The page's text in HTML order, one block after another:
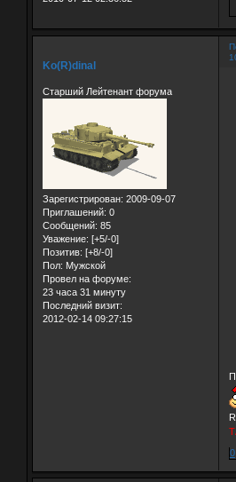
Ko(R)dinal
Старший Лейтенант форума
Зарегистрирован: 2009-09-07
Приглашений: 0
Сообщений: 85
Уважение: [+5/-0]
Позитив: [+8/-0]
Пол: Мужской
Провел на форуме:
23 часа 31 минуту
Последний визит:
2012-02-14 09:27:15
0